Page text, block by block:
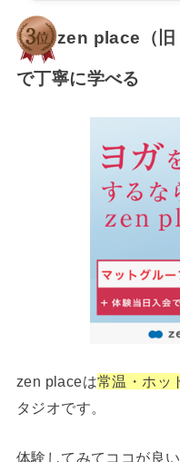
zen place（旧
で丁寧に学べる
zen placeは常温・ホッ
タジオです。
体験してみてココが良